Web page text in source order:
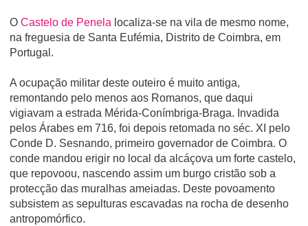
O Castelo de Penela localiza-se na vila de mesmo nome,
na freguesia de Santa Eufémia, Distrito de Coimbra, em
Portugal.
A ocupação militar deste outeiro é muito antiga,
remontando pelo menos aos Romanos, que daqui
vigiavam a estrada Mérida-Conímbriga-Braga. Invadida
pelos Árabes em 716, foi depois retomada no séc. XI pelo
Conde D. Sesnando, primeiro governador de Coimbra. O
conde mandou erigir no local da alcáçova um forte castelo,
que repovoou, nascendo assim um burgo cristão sob a
protecção das muralhas ameiadas. Deste povoamento
subsistem as sepulturas escavadas na rocha de desenho
antropomórfico.